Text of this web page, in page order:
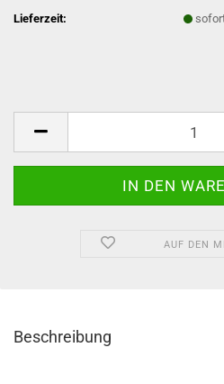
Lieferzeit:
AUF DEN
Beschreibung